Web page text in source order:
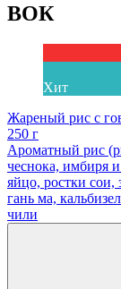
ВОК
Хит
Жареный рис с
250 г
Ароматный рис
чеснока, имбиря
яйцо, ростки сои,
гань ма,
чили